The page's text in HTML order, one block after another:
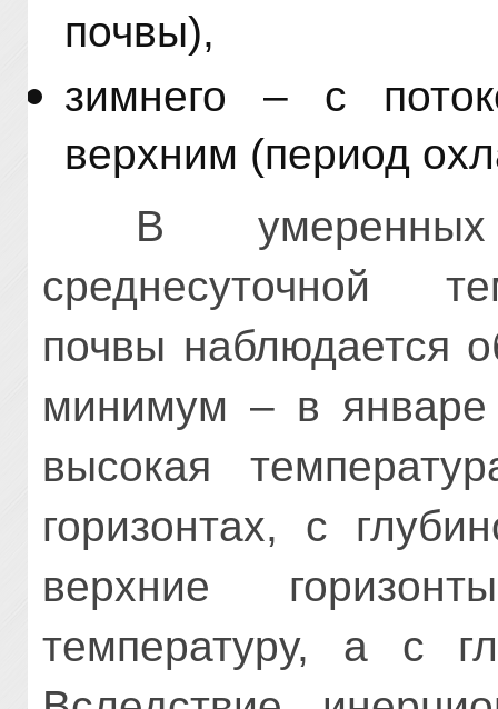
почвы),
зимнего – с
верхним (период
В умеренных
среднесуточной
почвы наблюдается
минимум – в
высокая
горизонтах, с
верхние
температуру, а с